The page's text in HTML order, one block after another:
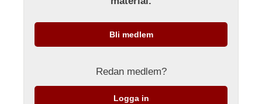
Bli medlem
Redan medlem?
Logga in